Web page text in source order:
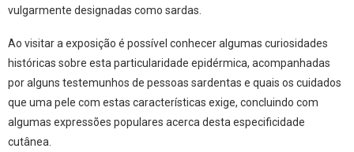
vulgarmente designadas como sardas.
Ao visitar a exposição é possível conhecer algumas curiosidades
históricas sobre esta particularidade epidérmica, acompanhadas
por alguns testemunhos de pessoas sardentas e quais os cuidados
que uma pele com estas características exige, concluindo com
algumas expressões populares acerca desta especificidade
cutânea.